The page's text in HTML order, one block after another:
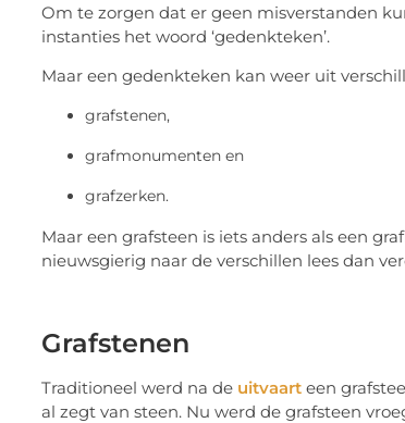
Om te zorgen dat er geen misverstanden
instanties het woord ‘gedenkteken’.
Maar een gedenkteken kan weer uit
grafstenen,
grafmonumenten en
grafzerken.
Maar een grafsteen is iets anders als een
nieuwsgierig naar de verschillen lees dan
Grafstenen
Traditioneel werd na de uitvaart een
al zegt van steen. Nu werd de grafsteen